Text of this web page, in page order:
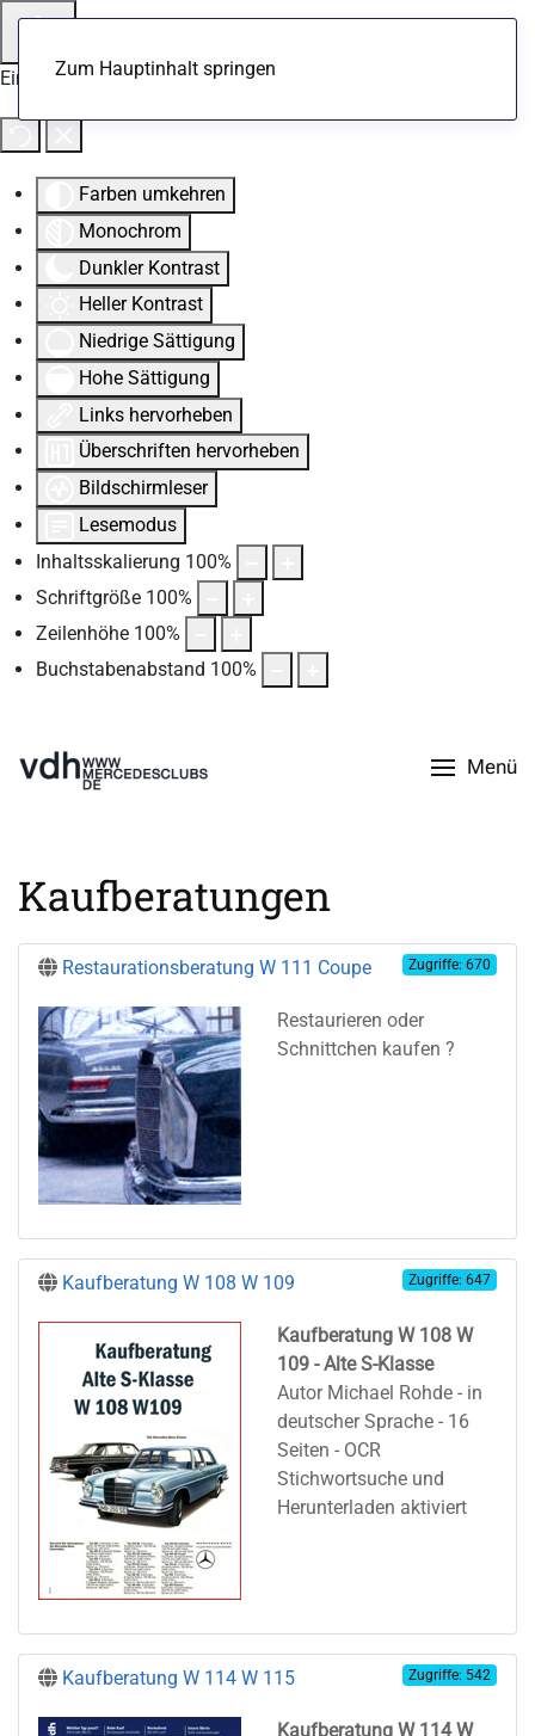
Eingabehilfen öffnen
Farben umkehren
Monochrom
Dunkler Kontrast
Heller Kontrast
Niedrige Sättigung
Hohe Sättigung
Links hervorheben
Überschriften hervorheben
Bildschirmleser
Lesemodus
Inhaltsskalierung 100%
Schriftgröße 100%
Zeilenhöhe 100%
Buchstabenabstand 100%
Zum Hauptinhalt springen
Menü
Kaufberatungen
Restaurationsberatung W 111 Coupe Zugriffe: 670
Restaurieren oder
Schnittchen kaufen ?
Kaufberatung W 108 W 109 Zugriffe: 647
Kaufberatung W 108 W
109 - Alte S-Klasse
Autor Michael Rohde - in
deutscher Sprache - 16
Seiten - OCR
Stichwortsuche und
Herunterladen aktiviert
Kaufberatung W 114 W 115 Zugriffe: 542
Kaufberatung W 114 W